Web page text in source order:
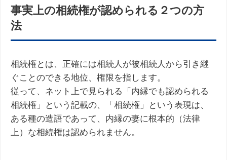
事実上の相続権が認められる２つの方
法
相続権とは、正確には相続人が被相続人から引き継
ぐことのできる地位、権限を指します。
従って、ネット上で見られる「内縁でも認められる
相続権」という記載の、「相続権」という表現は、
ある種の造語であって、内縁の妻に根本的（法律
上）な相続権は認められません。